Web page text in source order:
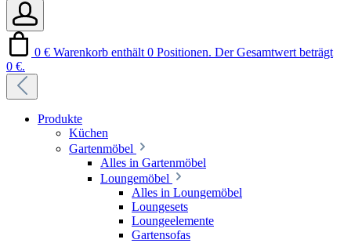
0 € Warenkorb enthält 0 Positionen. Der Gesamtwert beträgt
0 €.
Produkte
Küchen
Gartenmöbel
Alles in Gartenmöbel
Loungemöbel
Alles in Loungemöbel
Loungesets
Loungeelemente
Gartensofas